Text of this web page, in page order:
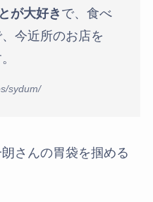
が大好き で、食べ
今近所のお店を
sydum/
さんの胃袋を掴める